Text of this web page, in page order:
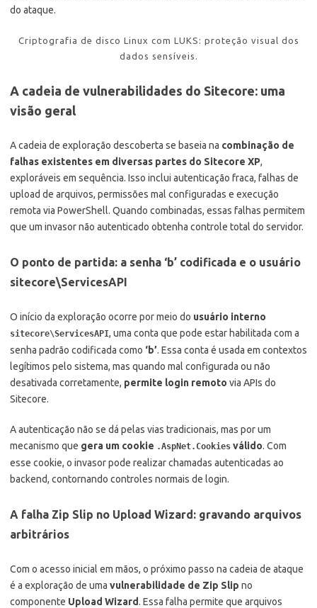
do ataque.
Criptografia de disco Linux com LUKS: proteção visual dos
dados sensíveis.
A cadeia de vulnerabilidades do Sitecore: uma
visão geral
A cadeia de exploração descoberta se baseia na combinação de
falhas existentes em diversas partes do Sitecore XP,
exploráveis em sequência. Isso inclui autenticação fraca, falhas de
upload de arquivos, permissões mal configuradas e execução
remota via PowerShell. Quando combinadas, essas falhas permitem
que um invasor não autenticado obtenha controle total do servidor.
O ponto de partida: a senha ‘b’ codificada e o usuário
sitecore\ServicesAPI
O início da exploração ocorre por meio do usuário interno
sitecore\ServicesAPI, uma conta que pode estar habilitada com a
senha padrão codificada como ‘b’. Essa conta é usada em contextos
legítimos pelo sistema, mas quando mal configurada ou não
desativada corretamente, permite login remoto via APIs do
Sitecore.
A autenticação não se dá pelas vias tradicionais, mas por um
mecanismo que gera um cookie .AspNet.Cookies válido. Com
esse cookie, o invasor pode realizar chamadas autenticadas ao
backend, contornando controles normais de login.
A falha Zip Slip no Upload Wizard: gravando arquivos
arbitrários
Com o acesso inicial em mãos, o próximo passo na cadeia de ataque
é a exploração de uma vulnerabilidade de Zip Slip no
componente Upload Wizard. Essa falha permite que arquivos